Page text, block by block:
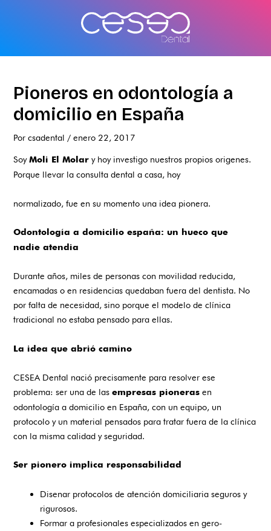
Pioneros en odontología a
domicilio en España
Porcsadental /enero 22, 2017
SoyMoli El Molar y hoy investigo nuestros propios origenes.
Porque llevar la consulta dental a casa, hoy
normalizado, fue en su momento una idea pionera.
Odontología a domicilio españa: un hueco que
nadie atendia
Durante años, miles de personas con movilidad reducida,
encamadas o en residencias quedaban fuera del dentista. No
por falta de necesidad, sino porque el modelo de clínica
tradicional no estaba pensado para ellas.
La idea que abrió camino
CESEA Dental nació precisamente para resolver ese
problema: ser una de lasempresas pioneras en
odontología a domicilio en España, con un equipo, un
protocolo y un material pensados para tratar fuera de la clínica
con la misma calidad y seguridad.
Ser pionero implica responsabilidad
Disenar protocolos de atención domiciliaria seguros y
rigurosos.
Formar a profesionales especializados en gero-